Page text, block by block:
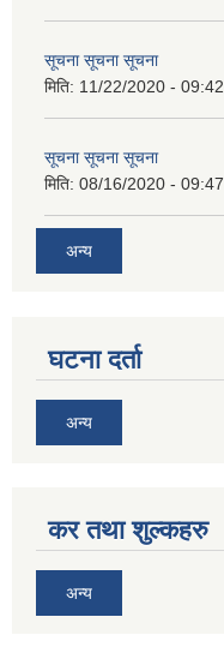
सूचना सूचना सूचना
मिति: 11/22/2020 - 09:42
सूचना सूचना सूचना
मिति: 08/16/2020 - 09:47
अन्य
घटना दर्ता
अन्य
कर तथा शुल्कहरु
अन्य